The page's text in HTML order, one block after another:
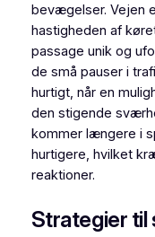
bevægelser. Vejen
hastigheden af
passage unik og
de små pauser i
hurtigt, når en
den stigende
kommer længere i
hurtigere, hvilket
reaktioner.
Strategier til